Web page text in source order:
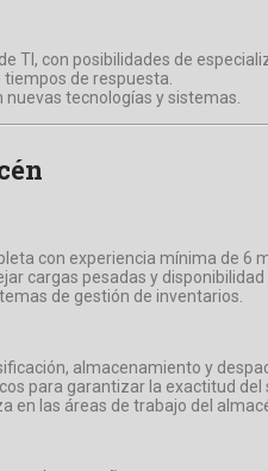
TI, con posibilidades de
de respuesta.
tecnologías y sistemas.
con experiencia mínima de 6
cargas pesadas y
de gestión de inventarios.
almacenamiento y
para garantizar la exactitud del
en las áreas de trabajo del